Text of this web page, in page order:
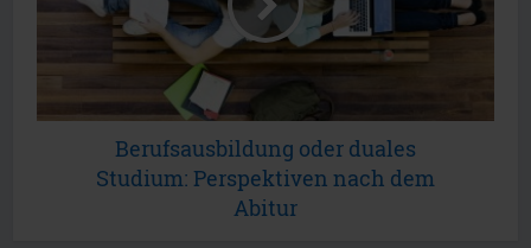
Berufsausbildung oder duales
Studium: Perspektiven nach dem
Abitur